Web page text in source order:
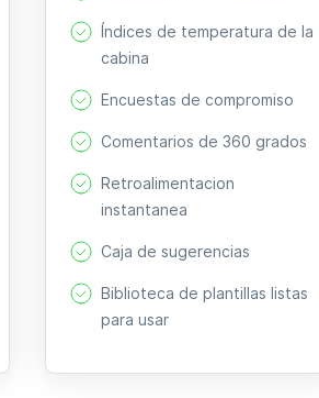
Índices de temperatura de la
cabina
Encuestas de compromiso
Comentarios de 360 grados
Retroalimentacion
instantanea
Caja de sugerencias
Biblioteca de plantillas listas
para usar